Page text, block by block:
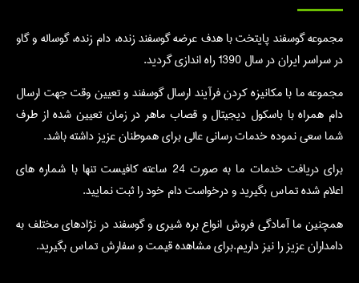
مجموعه گوسفند پایتخت با هدف عرضه گوسفند زنده، دام زنده، گوساله و گاو
در سراسر ایران در سال 1390 راه اندازی گردید.
مجموعه ما با مکانیزه کردن فرآیند ارسال گوسفند و تعیین وقت جهت ارسال
دام همراه با باسکول دیجیتال و قصاب ماهر در زمان تعیین شده از طرف
شما سعی نموده خدمات رسانی عالی برای هموطنان عزیز داشته باشد.
برای دریافت خدمات ما به صورت 24 ساعته کافیست تنها با شماره های
اعلام شده تماس بگیرید و درخواست دام خود را ثبت نمایید.
همچنین ما آمادگی فروش انواع بره شیری و گوسفند در نژادهای مختلف به
دامداران عزیز را نیز داریم.برای مشاهده قیمت و سفارش تماس بگیرید.